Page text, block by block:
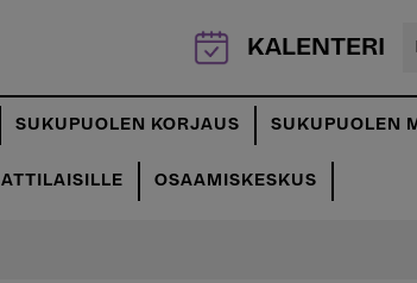
KALENTERI
SUKUPUOLEN KORJAUS SUKUPUOLEN
OSAAMISKESKUS